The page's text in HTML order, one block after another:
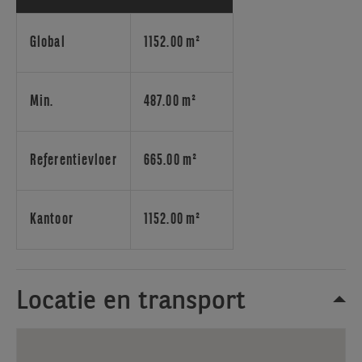
ondernemers-
twee
een
creativiteit
werkomgeving
voor
Global 1152.00 m²
Min. 487.00 m²
Referentievloer 665.00 m²
Kantoor 1152.00 m²
Locatie en transport